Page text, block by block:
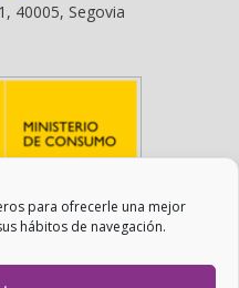
para ofrecerle una mejor
hábitos de navegación.
40005, Segovia
Su contenido es